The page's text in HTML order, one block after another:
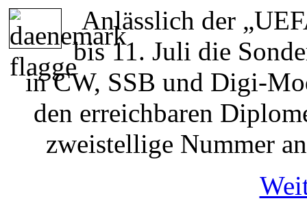
Anlässlich der
bis 11. Juli die
in CW, SSB und Digi-
den erreichbaren
zweistellige Nummer